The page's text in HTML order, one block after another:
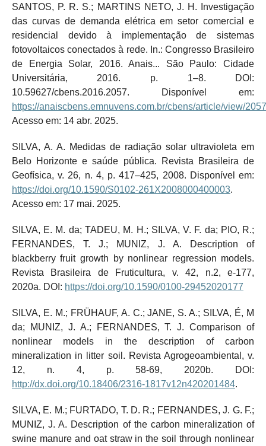
SANTOS, P. R. S.; MARTINS NETO, J. H. Investigação
das curvas de demanda elétrica em setor comercial e
residencial devido à implementação de sistemas
fotovoltaicos conectados à rede. In.: Congresso Brasileiro
de Energia Solar, 2016. Anais... São Paulo: Cidade
Universitária, 2016. p. 1–8. DOI:
10.59627/cbens.2016.2057. Disponível em:
https://anaiscbens.emnuvens.com.br/cbens/article/view/2057
Acesso em: 14 abr. 2025.
SILVA, A. A. Medidas de radiação solar ultravioleta em
Belo Horizonte e saúde pública. Revista Brasileira de
Geofísica, v. 26, n. 4, p. 417–425, 2008. Disponível em:
https://doi.org/10.1590/S0102-261X2008000400003.
Acesso em: 17 mai. 2025.
SILVA, E. M. da; TADEU, M. H.; SILVA, V. F. da; PIO, R.;
FERNANDES, T. J.; MUNIZ, J. A. Description of
blackberry fruit growth by nonlinear regression models.
Revista Brasileira de Fruticultura, v. 42, n.2, e-177,
2020a. DOI: https://doi.org/10.1590/0100-29452020177
SILVA, E. M.; FRÜHAUF, A. C.; JANE, S. A.; SILVA, É, M
da; MUNIZ, J. A.; FERNANDES, T. J. Comparison of
nonlinear models in the description of carbon
mineralization in litter soil. Revista Agrogeoambiental, v.
12, n. 4, p. 58-69, 2020b. DOI:
http://dx.doi.org/10.18406/2316-1817v12n420201484.
SILVA, E. M.; FURTADO, T. D. R.; FERNANDES, J. G. F.;
MUNIZ, J. A. Description of the carbon mineralization of
swine manure and oat straw in the soil through nonlinear